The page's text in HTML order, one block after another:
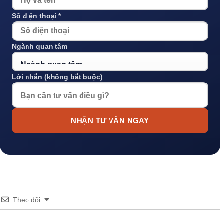
Số điện thoại *
Ngành quan tâm
Lời nhắn (không bắt buộc)
NHẬN TƯ VẤN NGAY
Theo dõi